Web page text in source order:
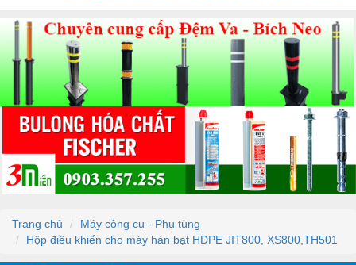
Trang chủ
Máy công cụ - Phụ tùng
Hộp điều khiển cho máy hàn bạt HDPE JIT800, XS800,TH501